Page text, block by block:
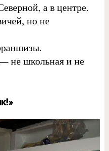
а в центре.
но не
не школьная и не